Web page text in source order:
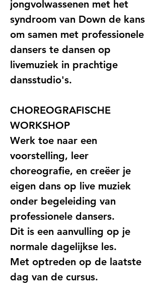
jongvolwassenen met het
syndroom van Down de kans
om samen met professionele
dansers te dansen op
livemuziek in prachtige
dansstudio's.
CHOREOGRAFISCHE
WORKSHOP
Werk toe naar een
voorstelling, leer
choreografie, en creëer je
eigen dans op live muziek
onder begeleiding van
professionele dansers.
Dit is een aanvulling op je
normale dagelijkse les.
Met optreden op de laatste
dag van de cursus.